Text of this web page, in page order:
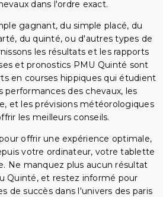
dans l'ordre exact.
gagnant, du simple placé, du
du quinté, ou d'autres types de
les résultats et les rapports
et pronostics PMU Quinté sont
en courses hippiques qui étudient
performances des chevaux, les
et les prévisions météorologiques
les meilleurs conseils.
offrir une expérience optimale,
votre ordinateur, votre tablette
Ne manquez plus aucun résultat
Quinté, et restez informé pour
de succès dans l'univers des paris